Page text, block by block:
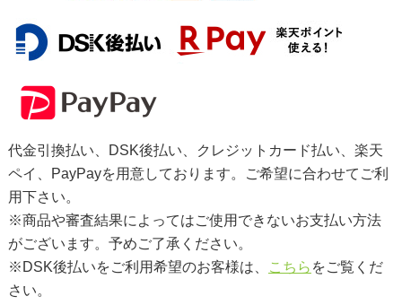
代金引換払い、DSK後払い、クレジットカード払い、楽天
ペイ、PayPayを用意しております。ご希望に合わせてご利
用下さい。
※商品や審査結果によってはご使用できないお支払い方法
がございます。予めご了承ください。
※DSK後払いをご利用希望のお客様は、
こちら をご覧くだ
さい。